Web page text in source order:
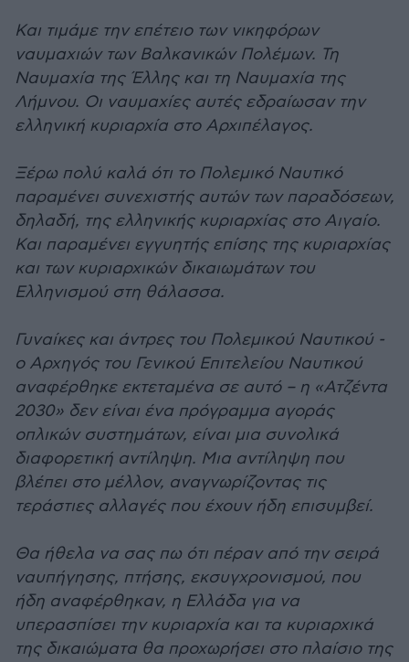
Και τιμάμε την επέτειο των νικηφόρων
ναυμαχιών των Βαλκανικών Πολέμων. Τη
Ναυμαχία της Έλλης και τη Ναυμαχία της
Λήμνου. Οι ναυμαχίες αυτές εδραίωσαν την
ελληνική κυριαρχία στο Αρχιπέλαγος.
Ξέρω πολύ καλά ότι το Πολεμικό Ναυτικό
παραμένει συνεχιστής αυτών των παραδόσεων,
δηλαδή, της ελληνικής κυριαρχίας στο Αιγαίο.
Και παραμένει εγγυητής επίσης της κυριαρχίας
και των κυριαρχικών δικαιωμάτων του
Ελληνισμού στη θάλασσα.
Γυναίκες και άντρες του Πολεμικού Ναυτικού -
ο Αρχηγός του Γενικού Επιτελείου Ναυτικού
αναφέρθηκε εκτεταμένα σε αυτό – η «Ατζέντα
2030» δεν είναι ένα πρόγραμμα αγοράς
οπλικών συστημάτων, είναι μια συνολικά
διαφορετική αντίληψη. Μια αντίληψη που
βλέπει στο μέλλον, αναγνωρίζοντας τις
τεράστιες αλλαγές που έχουν ήδη επισυμβεί.
Θα ήθελα να σας πω ότι πέραν από την σειρά
ναυπήγησης, πτήσης, εκσυγχρονισμού, που
ήδη αναφέρθηκαν, η Ελλάδα για να
υπερασπίσει την κυριαρχία και τα κυριαρχικά
της δικαιώματα θα προχωρήσει στο πλαίσιο της